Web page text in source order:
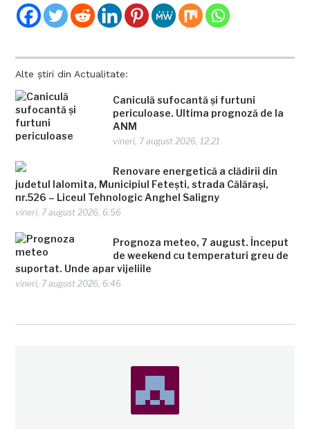
Alte știri din Actualitate:
Caniculă sufocantă și furtuni
periculoase. Ultima prognoză de la
ANM
vineri, 7 august 2026, 12:21
Renovare energetică a clădirii din
judetul Ialomita, Municipiul Fetești, strada Călărași,
nr.526 – Liceul Tehnologic Anghel Saligny
vineri, 7 august 2026, 6:56
Prognoza meteo, 7 august. Început
de weekend cu temperaturi greu de
suportat. Unde apar vijeliile
vineri, 7 august 2026, 6:46